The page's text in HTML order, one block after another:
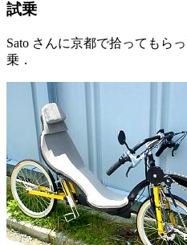
試乗
Sato さんに京都で拾ってもら
乗．